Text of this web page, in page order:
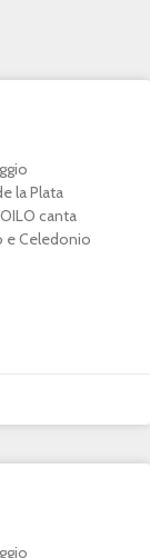
la Plata
canta
e Celedonio